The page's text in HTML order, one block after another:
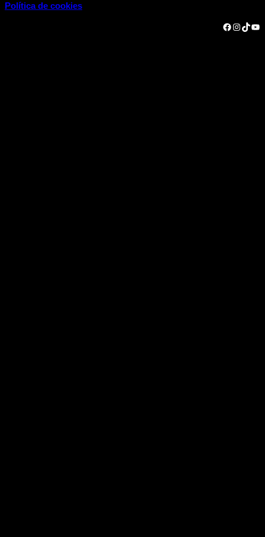
Política de cookies
Facebook Instagram TikTok YouTube